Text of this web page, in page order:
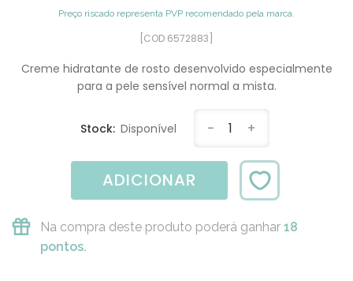
Preço riscado representa PVP recomendado pela marca.
[COD 6572883]
Creme hidratante de rosto desenvolvido especialmente
para a pele sensível normal a mista.
Stock: Disponível - 1 +
ADICIONAR
Na compra deste produto poderá ganhar 18
pontos.